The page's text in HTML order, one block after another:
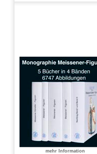
mehr Information